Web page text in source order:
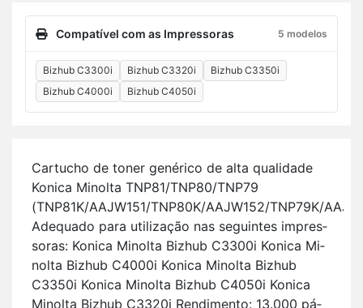
Compatível com as Impressoras 5 modelos
Bizhub C3300i Bizhub C3320i
Bizhub C3350i
Bizhub C4000i
Bizhub C4050i
Car­tucho de toner ge­né­rico de alta qua­li­dade
Ko­nica Mi­nolta TNP81/TNP80/TNP79
(TNP81K/AAJW151/TNP80K/AAJW152/TNP79K/
Ade­quado para uti­li­zação nas se­guintes im­pres­
soras: Ko­nica Mi­nolta Bizhub C3300i Ko­nica Mi­
nolta Bizhub C4000i Ko­nica Mi­nolta Bizhub
C3350i Ko­nica Mi­nolta Bizhub C4050i Ko­nica
Mi­nolta Bizhub C3320i Ren­di­mento: 13.000 pá­